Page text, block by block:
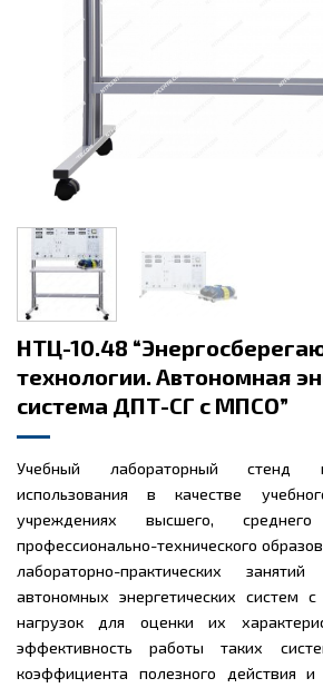
НТЦ-10.48
технологии. Автономная
система ДПТ-СГ с МПСО”
Учебный лабораторный стенд
использования в качестве
учреждениях высшего,
профессионально-технического
лабораторно-практических
автономных энергетических систем
нагрузок для оценки их
эффективность работы таких
коэффициента полезного действия и